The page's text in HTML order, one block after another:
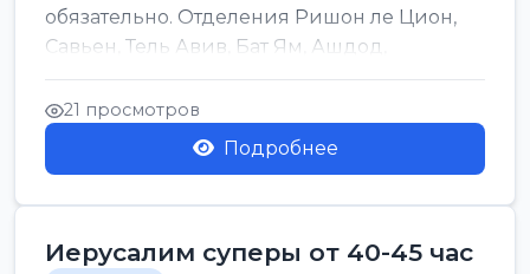
обязательно. Отделения Ришон ле Цион,
Савьен, Тель Авив, Бат Ям, Ашдод,
Ашкелон, Кфар Саба, Маале А...
21 просмотров
Подробнее
Иерусалим суперы от 40-45 час